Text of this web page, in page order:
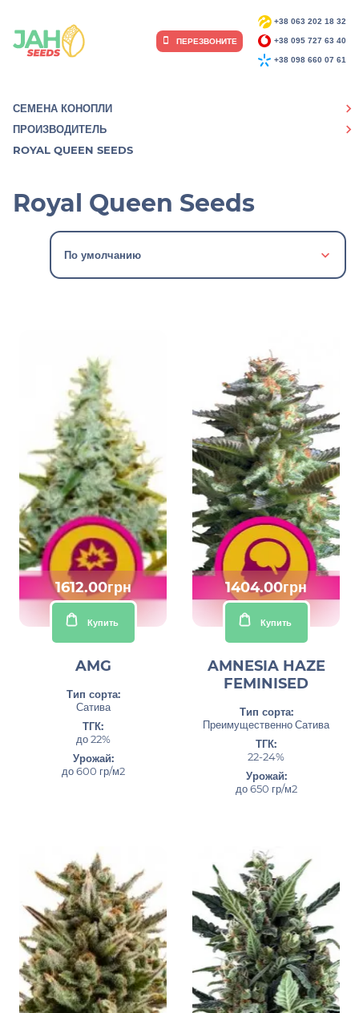
+38 063 202 18 32
+38 095 727 63 40
+38 098 660 07 61
ПЕРЕЗВОНИТЕ
СЕМЕНА КОНОПЛИ
ПРОИЗВОДИТЕЛЬ
ROYAL QUEEN SEEDS
Royal Queen Seeds
По умолчанию
1612.00грн
Купить
AMG
Тип сорта:
Сатива
ТГК:
до 22%
Урожай:
до 600 гр/м2
1404.00грн
Купить
AMNESIA HAZE
FEMINISED
Тип сорта:
Преимущественно Сатива
ТГК:
22-24%
Урожай:
до 650 гр/м2